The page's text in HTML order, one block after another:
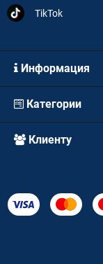
TikTok
Информация
Категории
Клиенту